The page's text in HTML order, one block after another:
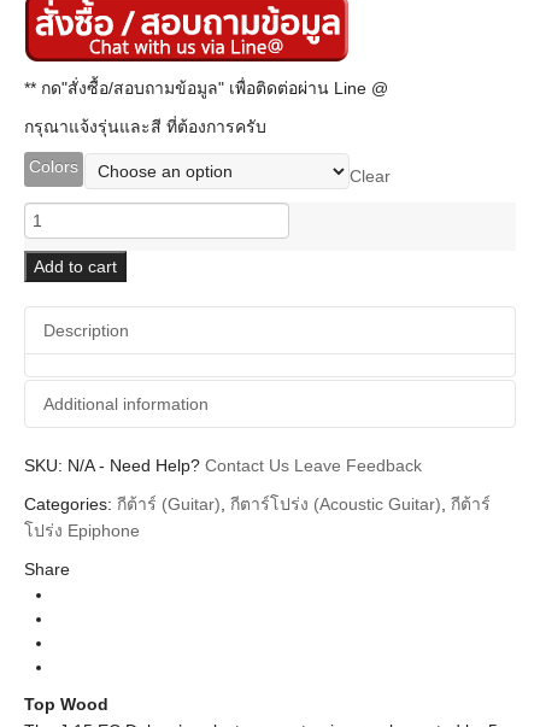
** กด"สั่งซื้อ/สอบถามข้อมูล" เพื่อติดต่อผ่าน Line @
กรุณาแจ้งรุ่นและสี ที่ต้องการครับ
Colors
Clear
Epiphone
J-
15
EC
Deluxe
quantity
Add to cart
Description
Additional information
Additional information
Brands Epiphone
SKU: N/A- Need Help? Contact Us Leave Feedback
Categories: กีต้าร์ (Guitar) กีตาร์โปร่ง (Acoustic Guitar) กีต้าร์
โปร่ง Epiphone
Share
Top Wood